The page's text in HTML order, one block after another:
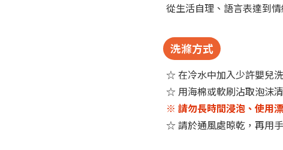
從生活自理、語言表達到
洗滌方式
☆ 在冷水中加入少許嬰兒
☆ 用海棉或軟刷沾取泡沫
※ 請勿長時間浸泡、使用
☆ 請於通風處晾乾，再用